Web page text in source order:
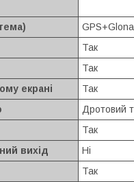
Так
Так
екрані
Так
Дротовий
Так
вихід
Ні
Так